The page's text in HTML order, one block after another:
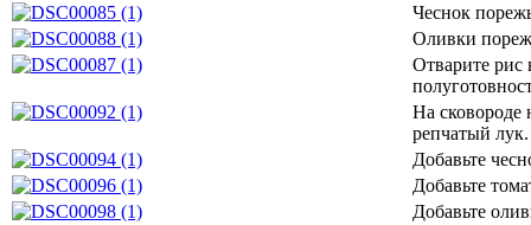
Чеснок
Оливки
Отварите рис
На сковороде
репчатый лук.
Добавьте
Добавьте
Добавьте